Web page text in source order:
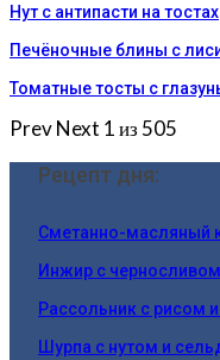
Нут с антипасти на тостах
Печёночные блины с
Томатные тосты с
PrevNext 1 из 505
Рецепт дня:
Сметанно-масляный
Инжир с черносливом
Рассольник с рисом
Шурпа с нутом и